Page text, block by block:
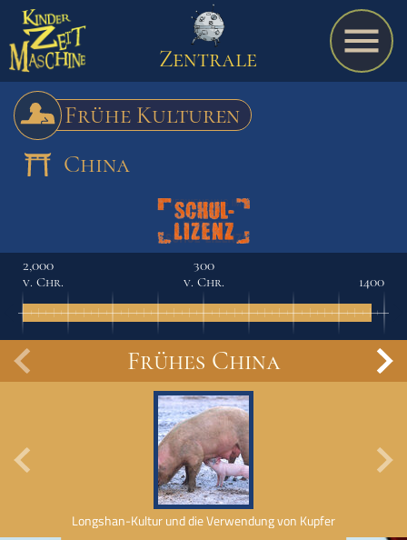
Spiel
A bis Z
Termine
Schulmaterialien
Zentrale
Frühe Kulturen
China
2,000
v. Chr.
300
v. Chr.
1400
Frühes China
Longshan-Kultur und die Verwendung von Kupfer